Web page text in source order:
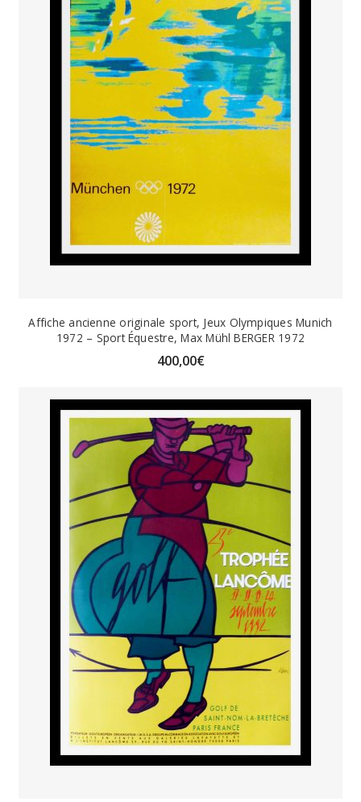
Affiche ancienne originale sport, Jeux Olympiques Munich
1972 – Sport Équestre, Max Mühl BERGER 1972
400,00€